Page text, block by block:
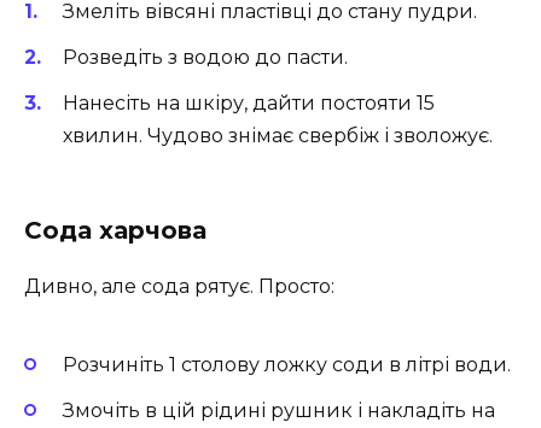
Змеліть вівсяні пластівці до стану пудри.
Розведіть з водою до пасти.
Нанесіть на шкіру, дайти постояти 15
хвилин. Чудово знімає свербіж і зволожує.
Сода харчова
Дивно, але сода рятує. Просто:
Розчиніть 1 столову ложку соди в літрі води.
Змочіть в цій рідині рушник і накладіть на